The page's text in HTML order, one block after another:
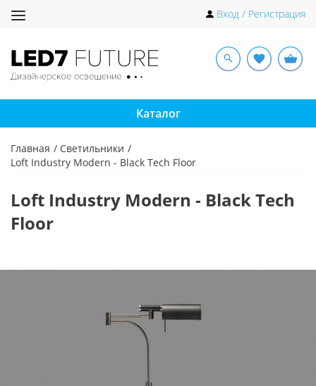
Toggle
Вход / Регистрация
Каталог
Главная
Светильники
Loft Industry Modern - Black Tech Floor
Loft Industry Modern - Black Tech
Floor